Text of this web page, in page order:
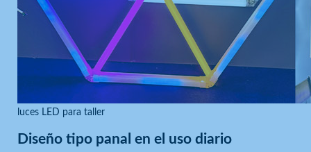
luces LED para taller
Diseño tipo panal en el uso diario